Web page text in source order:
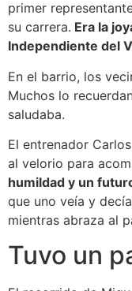
primer
su carrera. Era la
Independiente del
En el barrio, los
Muchos lo
saludaba.
El entrenador
al velorio para
humildad y un
que uno veía y
mientras abraza al
Tuvo un